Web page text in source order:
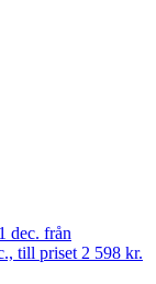
dec. från
till priset 2 598 kr.